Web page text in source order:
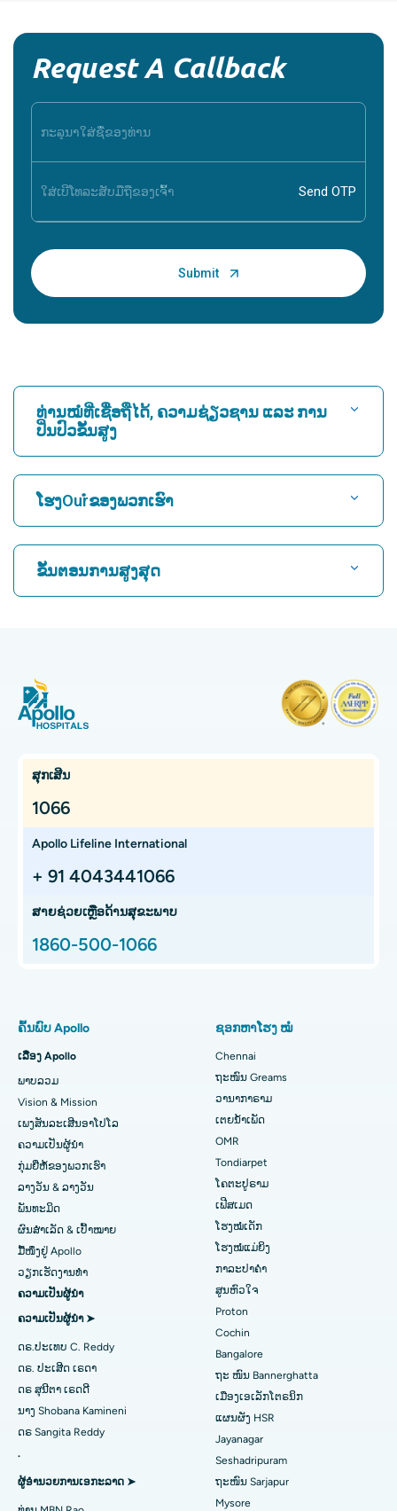
Request A Callback
ທ່ານໝໍທີ່ເຊື່ອຖືໄດ້, ຄວາມຊ່ຽວຊານ ແລະ ການ
ປິ່ນປົວຂັ້ນສູງ
ຊອກຫາໂຮງ ໝໍ
ຊອກຫາແພດຫົວໃຈ
ຊອກຫາແພດຊ່ຽວຊານດ້ານກະດູກ
ຊອກຫາແພດຊ່ຽວຊານດ້ານກະເພາະອາຫານ
ຊອກຫາແພດຜ່າຕັດປ່ຽນຖ່າຍອະໄວຍະວະ
ຊອກຫາຜູ້ຊ່ຽວຊານດ້ານຫູ ດັງ ດັງ ແລະ ດັງ
ຊອກຫາໝໍແຂ້ວ
ຊອກຫາແພດເດັກ
ຊອກຫາແພດຜິວໜັງ
ຊອກຫາແພດຊ່ຽວຊານດ້ານລະບົບທາງເດີນ
ປັດສະວະ
ຊອກຫາແພດຜູ້ຊ່ຽວຊານດ້ານພະຍາດເບົາຫວານ
ຊອກຫາແພດຊ່ຽວຊານດ້ານພະຍາດຍິງ
ຊອກຫາແພດທົ່ວໄປ
ໂຮງOurໍຂອງພວກເຮົາ
ໂຮງໝໍທີ່ດີທີ່ສຸດໃນ Greams Road, Chennai
ໂຮງໝໍທີ່ດີທີ່ສຸດໃນ Teynampet, Chennai
ໂຮງໝໍທີ່ດີທີ່ສຸດໃນ OMR, Chennai
ໂຮງໝໍມະເຮັງທີ່ດີທີ່ສຸດໃນ Bhat, Gandhinagar, Ahmedabad
ໂຮງໝໍມະເຮັງທີ່ດີທີ່ສຸດໃນເມືອງອີເລັກໂທຣນິກ, ບັງກາລໍ
ໂຮງໝໍມະເຮັງທີ່ດີທີ່ສຸດໃນ Teynampet, Chennai
ໂຮງໝໍມະເຮັງທີ່ດີທີ່ສຸດໃນ HSR Layout, Bangalore
ສູນມະເຮັງໂປຣຕອນທີ່ດີທີ່ສຸດໃນ Chennai
ໂຮງໝໍເດັກທີ່ດີທີ່ສຸດໃນ Thousand Lights, Chennai
ໂຮງໝໍທີ່ດີທີ່ສຸດໃນ PH Road, Chennai
ສູນຫົວໃຈທີ່ດີທີ່ສຸດໃນ Thousand Lights, Chennai
ໂຮງໝໍທີ່ດີທີ່ສຸດໃນ Jubilee Hills, Hyderabad
ໂຮງໝໍທີ່ດີທີ່ສຸດໃນ Tondiarpet, Chennai
ໂຮງໝໍທີ່ດີທີ່ສຸດໃນ Kotturpuram, Chennai
ໂຮງຫມໍທີ່ດີທີ່ສຸດໃນຖະຫນົນ Kovai, Karur
ໂຮງໝໍທີ່ດີທີ່ສຸດໃນ Karapakkam, Chennai
ໂຮງໝໍທີ່ດີທີ່ສຸດໃນ Arilova, Vizag
ໂຮງໝໍທີ່ດີທີ່ສຸດໃນ Kanpur Road, Lucknow
ໂຮງໝໍທີ່ດີທີ່ສຸດໃນເຂດ 26, Noida
ໂຮງໝໍທີ່ດີທີ່ສຸດໃນ Gandhinagar, Ahmedabad
ໂຮງໝໍທີ່ດີທີ່ສຸດໃນ Aragonda, Andhra Pradesh
ໂຮງໝໍທີ່ດີທີ່ສຸດໃນຖະໜົນ Bannerghatta, Bangalore
ຂັ້ນຕອນການສູງສຸດ
Laparoscopic Cholecystectomy
ການຕັດມົດລູກ
Kidney Transplant
Extracorporeal Shockwave Lithotripsy
ການປັ້ນປອດ
ສະໂພກ Arthroscopy
Total Hip Replacement
Sleeve Gastrectomy
ການຜ່າຕັດ Lasik
ໂຣກຜີວ ໜັງ
liposuction
Coronary Angiogram
Transcatheter Aortic Valve ປ່ຽນແທນ
ສ້ອມແປງວາວ MitraClip
ການຜ່າຕັດຫົວໃຈແບບຮຸກຮານໜ້ອຍສຸດ
catheter Ablation
ການປ່ຽນແທນບ່າໄຫລ່
ສຸກເສີນ
1066
Apollo Lifeline International
+ 91 4043441066
ສາຍຊ່ວຍເຫຼືອດ້ານສຸຂະພາບ
1860-500-1066
ຄົ້ນພົບ Apollo
ເລື່ອງ Apollo
ພາບລວມ
Vision & Mission
ເພງສັນລະເສີນອາໂປໂລ
ຄວາມເປັນຜູ້ນໍາ
ກຸ່ມຍີ່ຫໍ້ຂອງພວກເຮົາ
ລາງວັນ & ລາງວັນ
ພັນທະມິດ
ຜົນສຳເລັດ & ເປົ້າໝາຍ
ມື້ໜຶ່ງຢູ່ Apollo
ວຽກເຮັດງານທໍາ
ຄວາມເປັນຜູ້ນໍາ
ຄວາມເປັນຜູ້ນໍາ ➤
ດຣ.ປະເທບ C. Reddy
ດຣ. ປະເສີດ ເຣດາ
ດຣ ສຸນີຕາ ເຣດດີ
ນາງ Shobana Kamineni
ດຣ Sangita Reddy
.
ຜູ້ອໍານວຍການເອກະລາດ ➤
ຊອກຫາໂຮງ ໝໍ
Chennai
ຖະໜົນ Greams
ວານາກາຣາມ
ເຕຍນໍ້າເພັດ
OMR
Tondiarpet
ໂຄຕະປູຣາມ
ເຟີສເມດ
ໂຮງໝໍເດັກ
ໂຮງໝໍແມ່ຍິງ
ກາລະປາຄຳ
ສູນຫົວໃຈ
Proton
Cochin
Bangalore
ຖະ ໜົນ Bannerghatta
ເມືອງເອເລັກໂຕຣນິກ
ແຜນຜັງ HSR
Jayanagar
Seshadripuram
ຖະໜົນ Sarjapur
Mysore